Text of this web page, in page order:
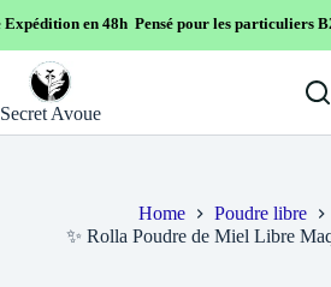
Pensé pour les particuliers B2C •
content
Secret Avoue
Home
Poudre libre
✨ Rolla Poudre de Miel Libre